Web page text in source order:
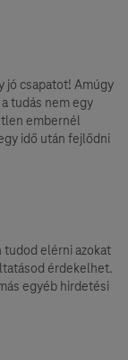
jó csapatot! Amúgy
tudás nem egy
embernél
idő után fejlődni
tudod elérni azokat
érdekelhet.
egyéb hirdetési